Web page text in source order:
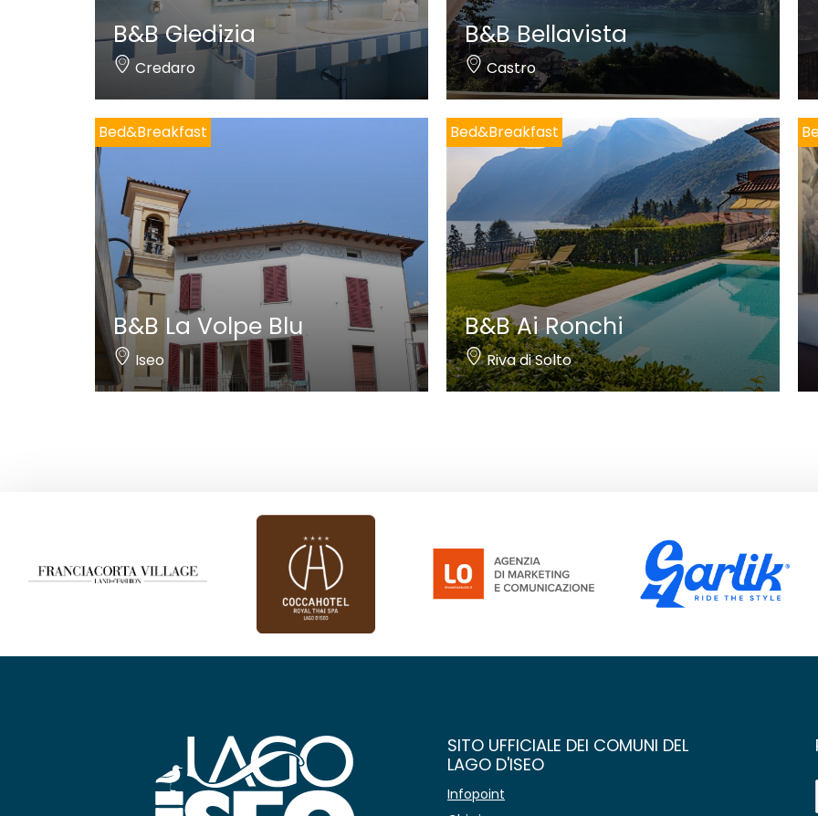
B&B Gledizia
Credaro
B&B Bellavista
Castro
Bed&Breakfast
B&B La Volpe Blu
Iseo
Bed&Breakfast
B&B Ai Ronchi
Riva di Solto
SITO UFFICIALE DEI COMUNI DEL
LAGO D'ISEO
Infopoint